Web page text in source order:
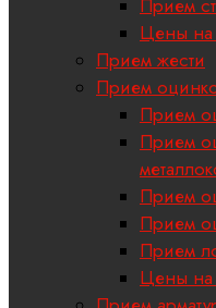
Цены на
Прием жести
Прием
Прием
Прием
Прием
Прием
Прием
Цены на